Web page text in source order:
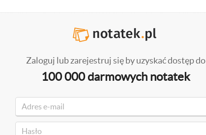
Zaloguj lub zarejestruj się by uzyskać dostęp do
100 000 darmowych notatek